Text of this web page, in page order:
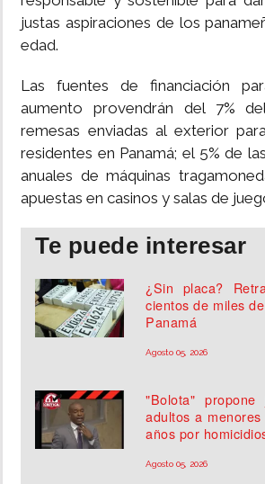
justas aspiraciones de los
edad.
Las fuentes de financiación
aumento provendrán del 7%
remesas enviadas al exterior
residentes en Panamá; el 5% de
anuales de máquinas
apuestas en casinos y salas de
Te puede interesar
¿Sin placa?
cientos de miles
Panamá
Agosto 05, 2026
"Bolota" propone
adultos a
años por
Agosto 05, 2026